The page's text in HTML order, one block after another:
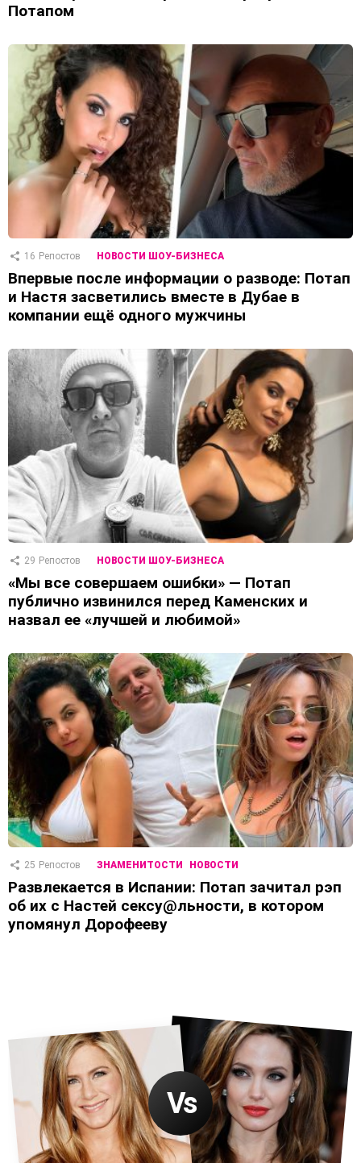
Потапом
16 Репостов НОВОСТИ ШОУ-БИЗНЕСА
Впервые после информации о разводе: Потап
и Настя засветились вместе в Дубае в
компании ещё одного мужчины
29 Репостов НОВОСТИ ШОУ-БИЗНЕСА
«Мы все совершаем ошибки» — Потап
публично извинился перед Каменских и
назвал ее «лучшей и любимой»
25 Репостов ЗНАМЕНИТОСТИ НОВОСТИ
Развлекается в Испании: Потап зачитал рэп
об их с Настей сексу@льности, в котором
упомянул Дорофееву